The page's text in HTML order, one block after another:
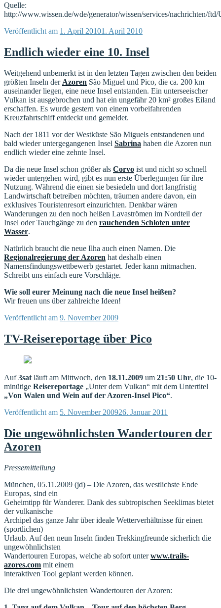
Quelle:
http://www.wissen.de/wde/generator/wissen/services/nachrichten/
Veröffentlicht am 1. April 20101. April 2010
Endlich wieder eine 10. Insel
Weitgehend unbemerkt ist in den letzten Tagen zwischen den beiden
größten Inseln der Azoren São Miguel und Pico, die ca. 200 km
auseinander liegen, eine neue Insel entstanden. Ein unterseeischer
Vulkan ist ausgebrochen und hat ein ungefähr 20 km² großes Eiland
erschaffen. Es wurde gestern von einem vorbeifahrenden
Kreuzfahrtschiff entdeckt und gemeldet.
Nach der 1811 vor der Westküste São Miguels entstandenen und
bald wieder untergegangenen Insel Sabrina haben die Azoren nun
endlich wieder eine zehnte Insel.
Da die neue Insel schon größer als Corvo ist und nicht so schnell
wieder untergehen wird, gibt es nun erste Überlegungen für ihre
Nutzung. Während die einen sie besiedeln und dort langfristig
Landwirtschaft betreiben möchten, träumen andere davon, ein
exklusives Touristenresort einzurichten. Denkbar wären
Wanderungen zu den noch heißen Lavaströmen im Nordteil der
Insel oder Tauchgänge zu den rauchenden Schloten unter
Wasser.
Natürlich braucht die neue Ilha auch einen Namen. Die
Regionalregierung der Azoren hat deshalb einen
Namensfindungswettbewerb gestartet. Jeder kann mitmachen.
Schreibt uns einfach eure Vorschläge.
Wie soll eurer Meinung nach die neue Insel heißen?
Wir freuen uns über zahlreiche Ideen!
Veröffentlicht am 9. November 2009
TV-Reisereportage über Pico
Auf3sat läuft am Mittwoch, den 18.11.2009 um 21:50 Uhr, die 10-
minütige Reisereportage „Unter dem Vulkan“ mit dem Untertitel
„Von Walen und Wein auf der Azoren-Insel Pico“.
Veröffentlicht am 5. November 200926. Januar 2011
Die ungewöhnlichsten Wandertouren der
Azoren
Pressemitteilung
München, 05.11.2009 (jd) – Die Azoren, das westlichste Ende
Europas, sind ein
Geheimtipp für Wanderer. Dank des subtropischen Seeklimas bietet
der vulkanische
Archipel das ganze Jahr über ideale Wetterverhältnisse für einen
(sportlichen)
Urlaub. Auf den neun Inseln finden Trekkingfreunde sicherlich die
ungewöhnlichsten
Wandertouren Europas, welche ab sofort unterwww.trails-
azores.com mit einem
interaktiven Tool geplant werden können.
Die drei ungewöhnlichsten Wandertouren der Azoren: